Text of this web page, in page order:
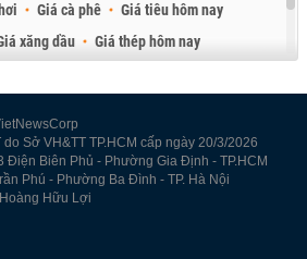
Giá cà phê
Giá tiêu hôm nay
xăng dầu
Giá thép hôm nay
Sở VH&TT TP.HCM cấp ngày 20/3/2026
Điện Biên Phủ - Phường Gia Định - TP.HCM
Phú - Phường Ba Đình - TP. Hà Nội
Hoàng Hữu Lợi